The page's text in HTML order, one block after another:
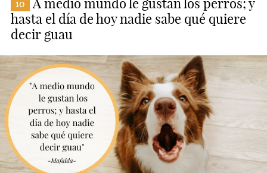
10
A medio mundo le gustan los perros; y
hasta el día de hoy nadie sabe qué quiere
decir guau